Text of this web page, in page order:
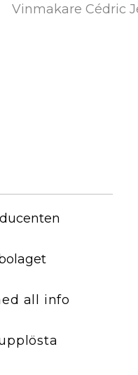
Vinmakare Cédric
all info